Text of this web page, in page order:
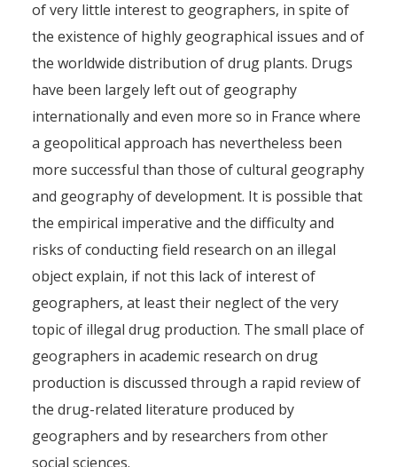
Les géographes et la drogue
1 December 2022
of very little interest to geographers, in spite of
the existence of highly geographical issues and of
the worldwide distribution of drug plants. Drugs
have been largely left out of geography
internationally and even more so in France where
a geopolitical approach has nevertheless been
more successful than those of cultural geography
and geography of development. It is possible that
the empirical imperative and the difficulty and
risks of conducting field research on an illegal
object explain, if not this lack of interest of
geographers, at least their neglect of the very
topic of illegal drug production. The small place of
geographers in academic research on drug
production is discussed through a rapid review of
the drug-related literature produced by
geographers and by researchers from other
social sciences.